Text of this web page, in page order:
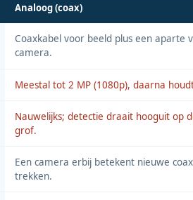
Analoog (coax)
Coaxkabel voor beeld plus een aparte
camera.
Meestal tot 2 MP (1080p), daarna
Nauwelijks; detectie draait hooguit op
grof.
Een camera erbij betekent nieuwe
trekken.